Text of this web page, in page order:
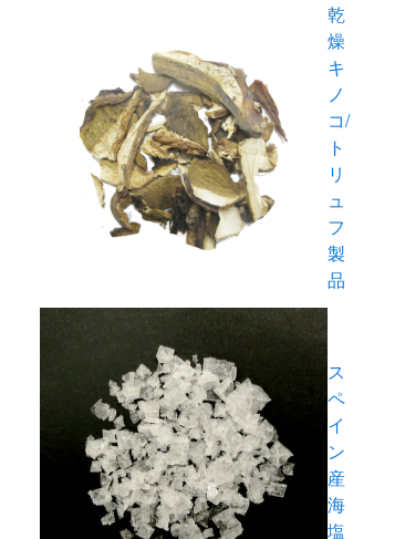
乾
燥
キ
ノ
コ/
ト
リ
ュ
フ
製
品
ス
ペ
イ
ン
産
海
塩